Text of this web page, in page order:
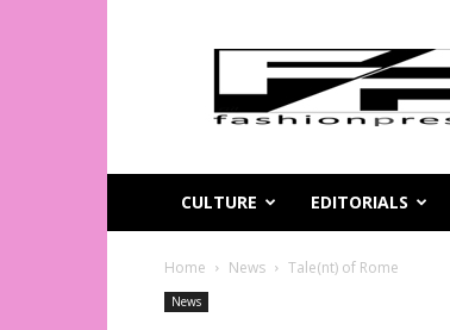
Magazine
moda
online
FashionPress.it
CULTURE
EDITORIALS
Home News Tale(nt) of Rome
News